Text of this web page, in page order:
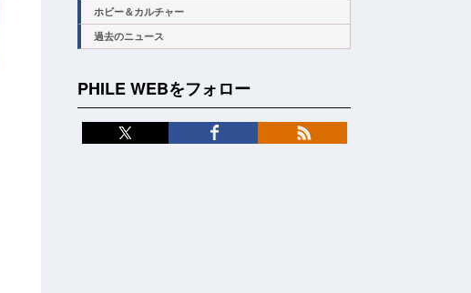
ホビー＆カルチャー
過去のニュース
PHILE WEBをフォロー